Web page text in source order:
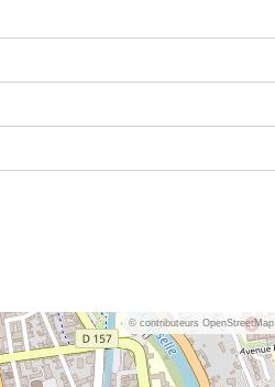
© contributeurs OpenStreetMap